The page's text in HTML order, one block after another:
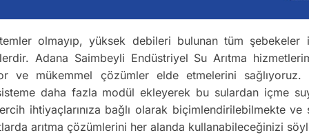
olmayıp, yüksek debileri bulunan tüm
Adana Saimbeyli Endüstriyel Su Arıtma
ve mükemmel çözümler elde etmelerini
daha fazla modül ekleyerek bu sulardan içme
ihtiyaçlarınıza bağlı olarak biçimlendirilebilmekte
arıtma çözümlerini her alanda kullanabileceğinizi